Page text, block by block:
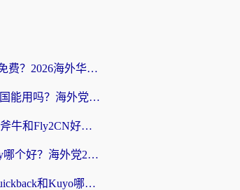
Mac翻墙回国免费？2026海外华人亲测：从CCTV5直播到国内APP，这样选加速器才靠谱
Proton VPN中国能用吗？海外党选回国加速器的避坑指南（附番茄加速器实测）
海外党必看：斧牛和Fly2CN好用吗？3招教你选对回国加速器（附免费试用攻略）
斧牛和OurPlay哪个好？海外党2026亲测：选对加速器，国内资源秒加载
海外党纠结Quickback和Kuyo哪个好？选对回国加速器才能无缝刷国内资源